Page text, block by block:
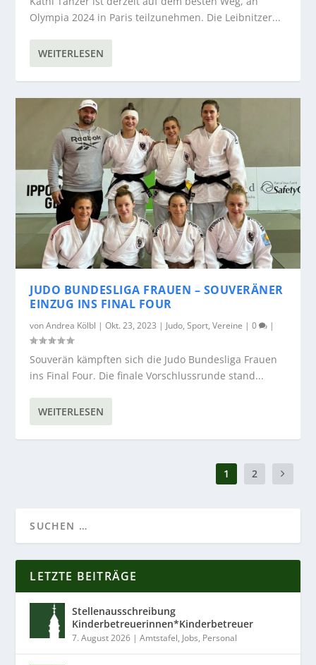
Olympia 2024 in Paris teilzunehmen. Die Leibnitzer...
WEITERLESEN
JUDO BUNDESLIGA FRAUEN – SOUVERÄNER
EINZUG INS FINAL FOUR
vonAndrea Kölbl |Okt. 23, 2023 | Judo,Sport,Vereine |0 |
Souverän kämpften sich die Judo Bundesliga Frauen
ins Final Four. Die finale Vorschlussrunde stand...
WEITERLESEN
1 2
LETZTE BEITRÄGE
Stellenausschreibung
Kinderbetreuerinnen*Kinderbetreuer
7. August 2026 |Amtstafel, Jobs, Personal